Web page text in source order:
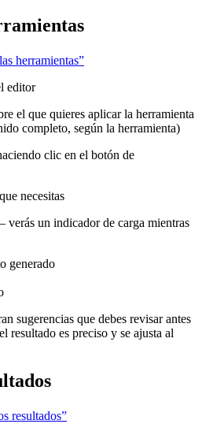
herramientas”
editor
el que quieres aplicar la herramienta
completo, según la herramienta)
clic en el botón de
que necesitas
verás un indicador de carga mientras
generado
sugerencias que debes revisar antes
resultado es preciso y se ajusta al
resultados”